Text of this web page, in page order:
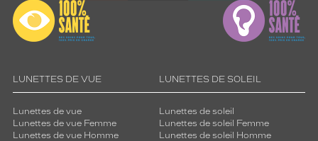
LUNETTES DE VUE
Lunettes de vue
Lunettes de vue Femme
Lunettes de vue Homme
LUNETTES DE SOLEIL
Lunettes de soleil
Lunettes de soleil Femme
Lunettes de soleil Homme